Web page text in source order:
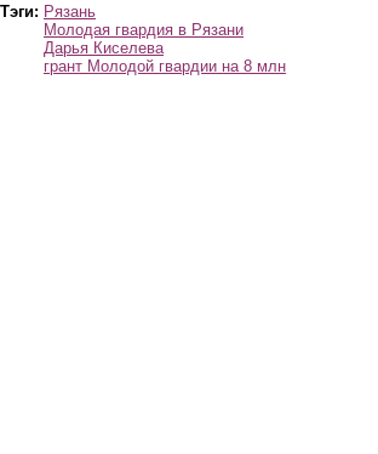
Тэги: Рязань
Молодая гвардия в Рязани
Дарья Киселева
грант Молодой гвардии на 8 млн